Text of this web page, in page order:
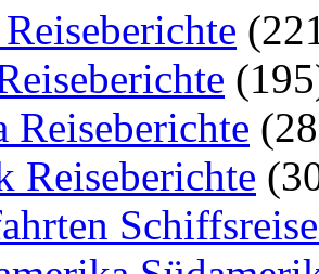
Reiseberichte
Reiseberichte